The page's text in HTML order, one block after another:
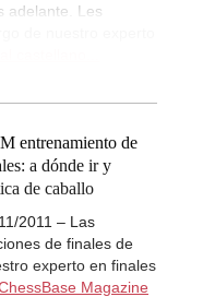
adelante. Les
entrenamiento de
a dónde ir y
de caballo
2011 – Las
de finales de
experto en finales
Magazine